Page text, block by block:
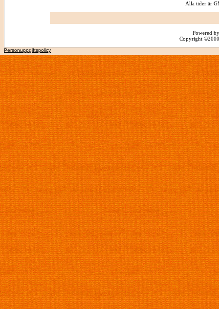
Alla tider är
Powered
Copyright
Personuppgiftspolicy